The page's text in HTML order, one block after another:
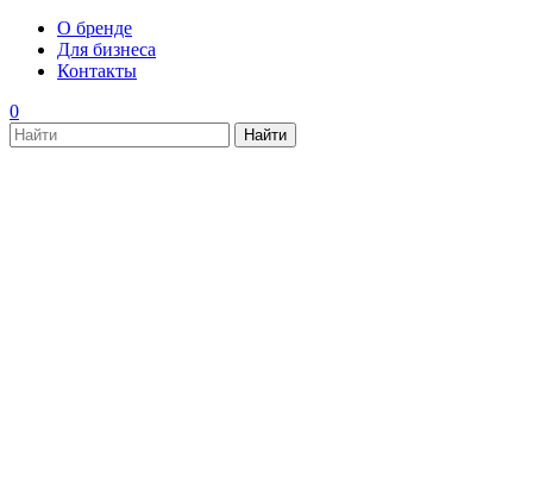
О бренде
Для бизнеса
Контакты
0